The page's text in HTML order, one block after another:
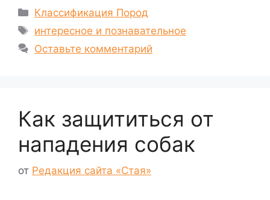
Рубрики
Классификация Пород
Метки
интересное и познавательное
Оставьте комментарий
Как защититься от
нападения собак
от Редакция сайта «Стая»